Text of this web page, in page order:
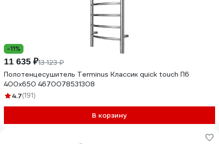
-11%
11 635 ₽13 123 ₽
Полотенцесушитель Terminus Классик quick touch П6
400x650 4670078531308
4.7(191)
В корзину